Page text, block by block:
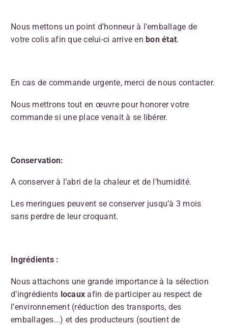
Nous mettons un point d’honneur à l’emballage de
votre colis afin que celui-ci arrive en bon état.
En cas de commande urgente, merci de nous contacter.
Nous mettrons tout en œuvre pour honorer votre
commande si une place venait à se libérer.
Conservation:
A conserver à l’abri de la chaleur et de l’humidité.
Les meringues peuvent se conserver jusqu’à 3 mois
sans perdre de leur croquant.
Ingrédients :
Nous attachons une grande importance à la sélection
d’ingrédients locaux afin de participer au respect de
l’environnement (réduction des transports, des
emballages...) et des producteurs (soutient de